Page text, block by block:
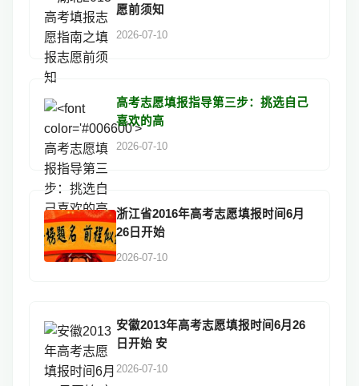
愿前须知
2026-07-10
高考志愿填报指导第三步：挑选自己
喜欢的高
2026-07-10
浙江省2016年高考志愿填报时间6月
26日开始
2026-07-10
安徽2013年高考志愿填报时间6月26
日开始 安
2026-07-10